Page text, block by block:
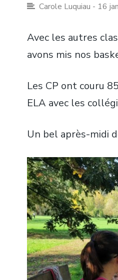
Carole Luquiau - 16
Avec les autres
avons mis nos
Les CP ont couru
ELA avec les
Un bel après-midi